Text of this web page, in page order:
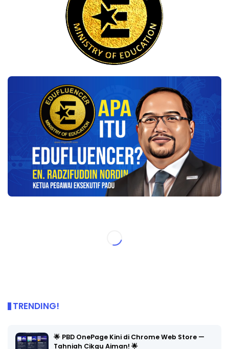
TRENDING!
🌟 PBD OnePage Kini di Chrome Web Store —
Tahniah Cikgu Aiman! 🌟